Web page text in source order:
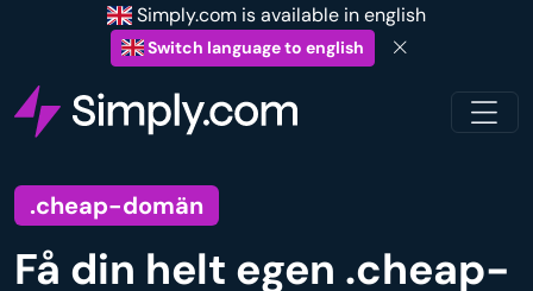
Simply.com is available in english
Switch language to english
.cheap-domän
Få din helt egen .cheap-